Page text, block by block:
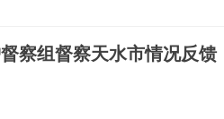
察组督察天水市情况反馈